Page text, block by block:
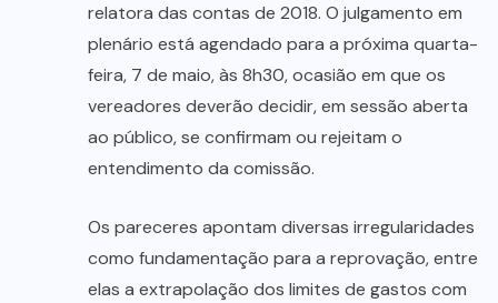
relatora das contas de 2018. O julgamento em
plenário está agendado para a próxima quarta-
feira, 7 de maio, às 8h30, ocasião em que os
vereadores deverão decidir, em sessão aberta
ao público, se confirmam ou rejeitam o
entendimento da comissão.
Os pareceres apontam diversas irregularidades
como fundamentação para a reprovação, entre
elas a extrapolação dos limites de gastos com